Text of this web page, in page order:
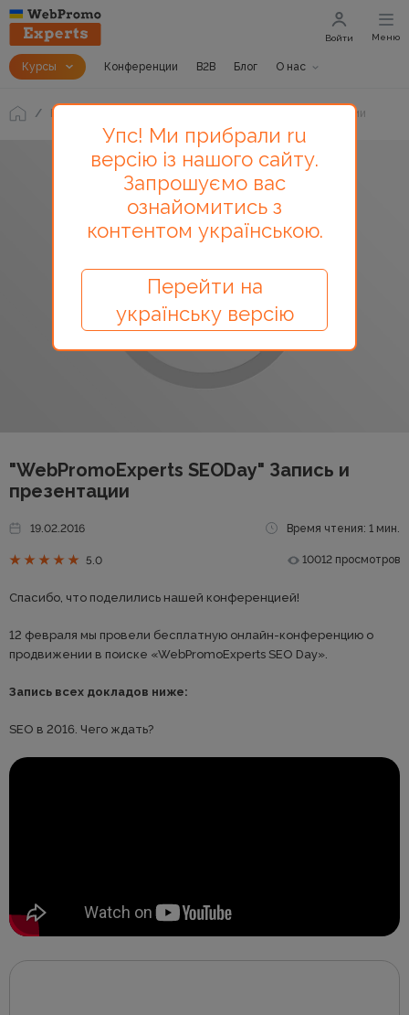
Курсы Конференции B2B Блог О нас
Войти Меню
Блог "WebPromoExperts SEODay" Запись и презентации
"WebPromoExperts SEODay" Запись и
презентации
19.02.2016 Время чтения: 1 мин.
5.0 10012 просмотров
Спасибо, что поделились нашей конференцией!
12 февраля мы провели бесплатную онлайн-конференцию о
продвижении в поиске «WebPromoExperts SEO Day».
Запись всех докладов ниже:
SEO в 2016. Чего ждать?
Упс! Ми прибрали ru
версію із нашого сайту.
Запрошуємо вас
ознайомитись з
контентом українською.
Перейти на
українську версію